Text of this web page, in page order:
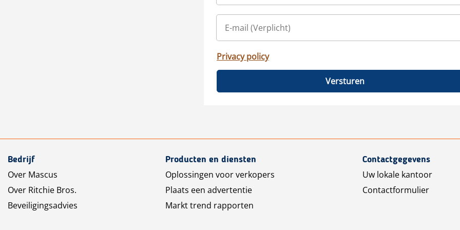
Privacy policy
Versturen
Bedrijf
Over Mascus
Over Ritchie Bros.
Beveiligingsadvies
Producten en diensten
Oplossingen voor verkopers
Plaats een advertentie
Markt trend rapporten
Contactgegevens
Uw lokale kantoor
Contactformulier